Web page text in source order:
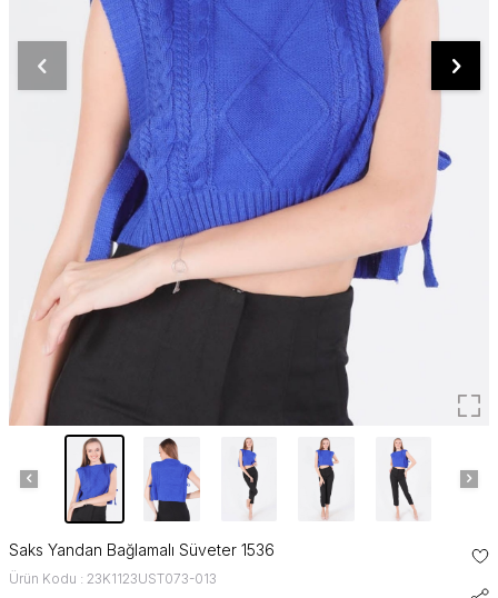
Saks Yandan Bağlamalı Süveter 1536
Ürün Kodu : 23K1123UST073-013